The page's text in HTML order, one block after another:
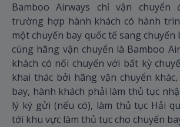
Bamboo Airways chỉ vận
trường hợp hành khách có hành
một chuyến bay quốc tế sang chuyến
cùng hãng vận chuyển là Bamboo
khách có nối chuyến với bất kỳ
khai thác bởi hãng vận chuyển
bay, hành khách phải làm thủ tục
lý ký gửi (nếu có), làm thủ tục Hải
tới khu vực làm thủ tục cho chuyến